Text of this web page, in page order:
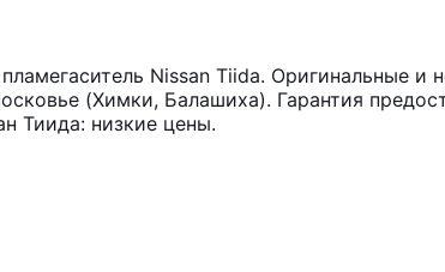
Nissan Tiida. Оригинальные и
(Химки, Балашиха). Гарантия
Тиида: низкие цены.